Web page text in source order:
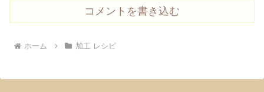
コメントを書き込む
ホーム 加工 レシピ